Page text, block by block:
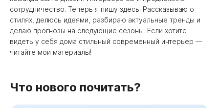
сотрудничество. Теперь я пишу здесь. Рассказываю о
стилях, делюсь идеями, разбираю актуальные тренды и
делаю прогнозы на следующие сезоны. Если хотите
видеть у себя дома стильный современный интерьер —
читайте мои материалы!
Что нового почитать?